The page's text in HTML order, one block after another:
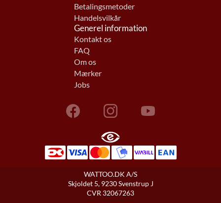
Betalingsmetoder
Handelsvilkår
Generel information
Kontakt os
FAQ
Om os
Mærker
Jobs
WATTOO.DK A/S
Skjoldet 5, 9230 Svenstrup J
CVR 32067263